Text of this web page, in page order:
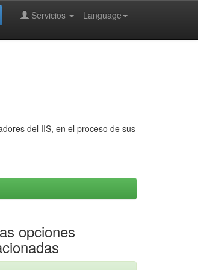
Language
Servicios
del IIS, en el proceso de sus
opciones